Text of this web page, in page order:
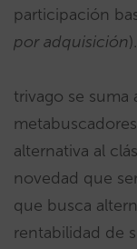
participación
por adquisición).
trivago se suma
alternativa al
novedad que
que busca
rentabilidad de